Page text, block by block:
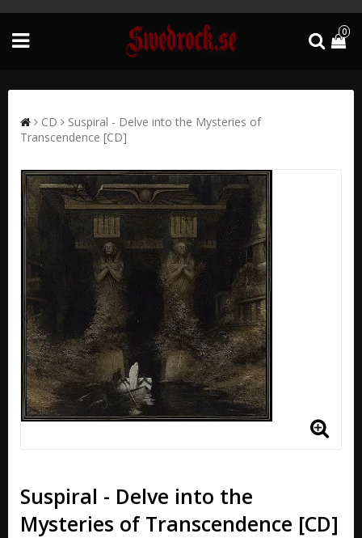
0
CD
Suspiral - Delve into the Mysteries of
Transcendence [CD]
Suspiral - Delve into the
Mysteries of Transcendence [CD]